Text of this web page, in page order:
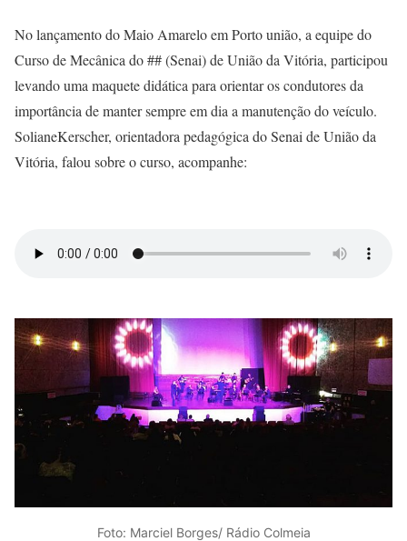
No lançamento do Maio Amarelo em Porto união, a equipe do
Curso de Mecânica do ## (Senai) de União da Vitória, participou
levando uma maquete didática para orientar os condutores da
importância de manter sempre em dia a manutenção do veículo.
SolianeKerscher, orientadora pedagógica do Senai de União da
Vitória, falou sobre o curso, acompanhe:
Foto: Marciel Borges/ Rádio Colmeia